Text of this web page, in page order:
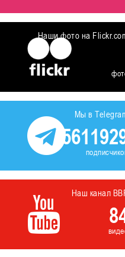
Наши фото на
Мы в
Наш канал